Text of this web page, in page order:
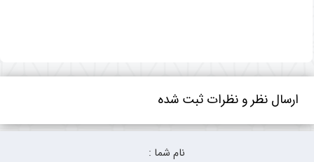
ارسال نظر و نظرات ثبت شده
نام شما :